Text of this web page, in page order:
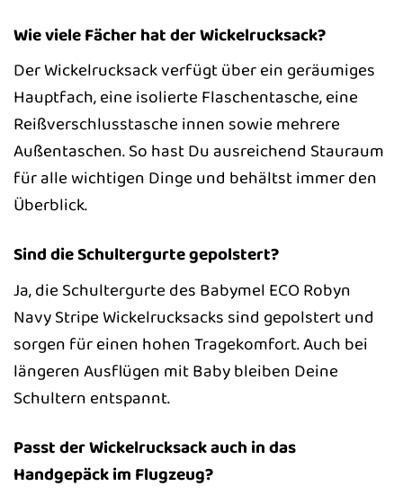
Wie viele Fächer hat der Wickelrucksack?
Der Wickelrucksack verfügt über ein geräumiges
Hauptfach, eine isolierte Flaschentasche, eine
Reißverschlusstasche innen sowie mehrere
Außentaschen. So hast Du ausreichend Stauraum
für alle wichtigen Dinge und behältst immer den
Überblick.
Sind die Schultergurte gepolstert?
Ja, die Schultergurte des Babymel ECO Robyn
Navy Stripe Wickelrucksacks sind gepolstert und
sorgen für einen hohen Tragekomfort. Auch bei
längeren Ausflügen mit Baby bleiben Deine
Schultern entspannt.
Passt der Wickelrucksack auch in das
Handgepäck im Flugzeug?